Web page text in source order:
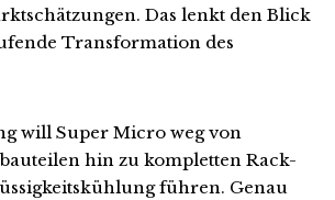
Das lenkt den Blick
Transformation des
will Super Micro weg von
hin zu kompletten Rack-
führen. Genau